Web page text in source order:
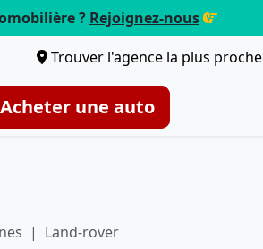
? Rejoignez-nous
Trouver l'agence la plus proche
Acheter une auto
Land-rover